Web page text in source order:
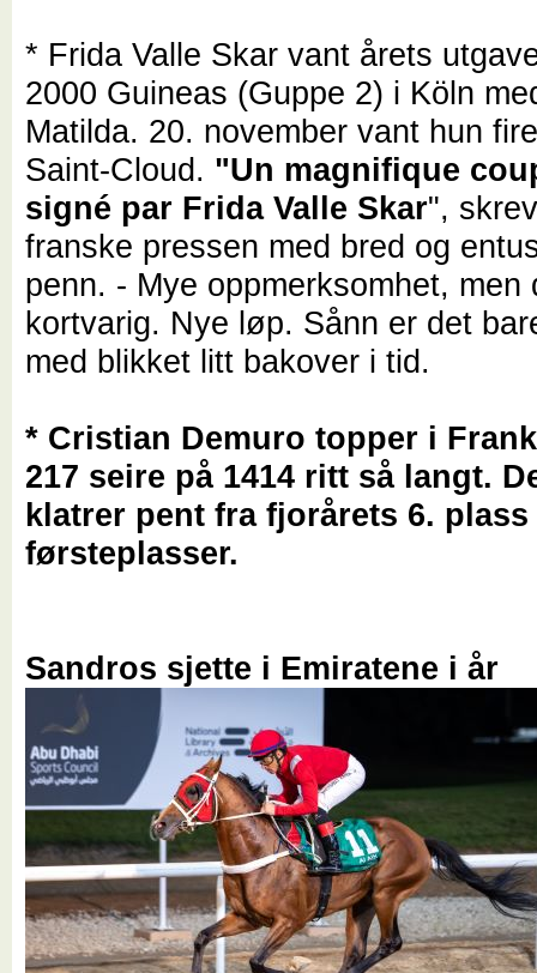
* Frida Valle Skar vant årets
2000 Guineas (Guppe 2) i Köln
Matilda. 20. november vant hun
Saint-Cloud. "Un magnifique
signé par Frida Valle Skar",
franske pressen med bred og
penn. - Mye oppmerksomhet, men
kortvarig. Nye løp. Sånn er det
med blikket litt bakover i tid.
* Cristian Demuro topper i
217 seire på 1414 ritt så langt.
klatrer pent fra fjorårets 6. plass
førsteplasser.
Sandros sjette i Emiratene i år